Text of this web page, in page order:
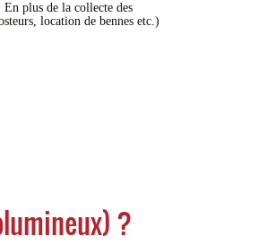
En plus de la collecte des
location de bennes etc.)
?